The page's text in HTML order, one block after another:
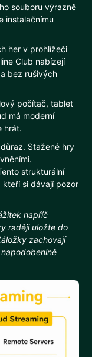
souboru výrazně
instalačnímu
her v prohlížeči
Club nabízejí
bez rušivých
počítač, tablet
má moderní
hrát.
Stažené hry
strukturální
kteří si dávají pozor
napříč
raději uložte do
zachovají